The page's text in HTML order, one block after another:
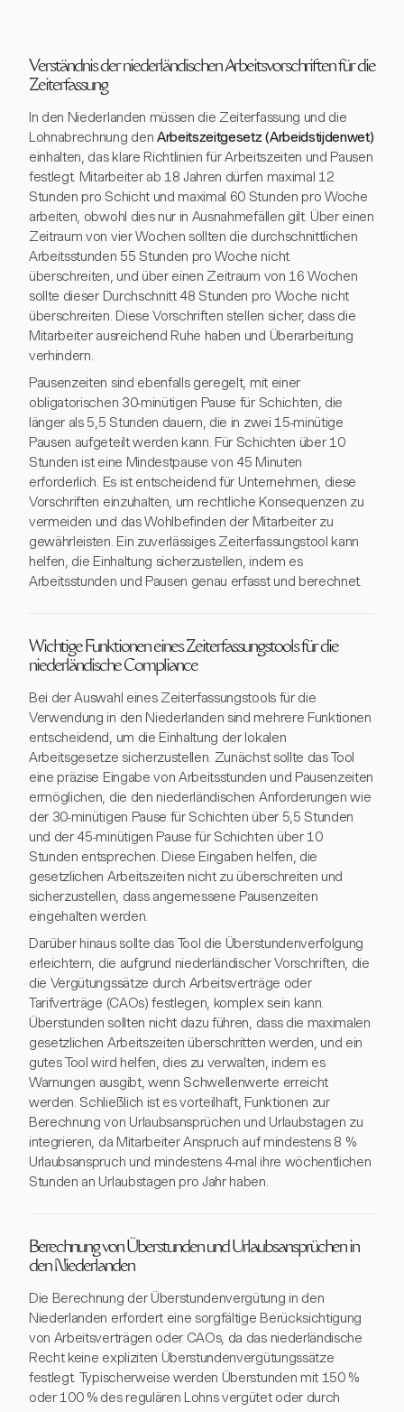
Verständnis der niederländischen Arbeitsvorschriften für die
Zeiterfassung
In den Niederlanden müssen die Zeiterfassung und die
Lohnabrechnung den Arbeitszeitgesetz (Arbeidstijdenwet)
einhalten, das klare Richtlinien für Arbeitszeiten und Pausen
festlegt. Mitarbeiter ab 18 Jahren dürfen maximal 12
Stunden pro Schicht und maximal 60 Stunden pro Woche
arbeiten, obwohl dies nur in Ausnahmefällen gilt. Über einen
Zeitraum von vier Wochen sollten die durchschnittlichen
Arbeitsstunden 55 Stunden pro Woche nicht
überschreiten, und über einen Zeitraum von 16 Wochen
sollte dieser Durchschnitt 48 Stunden pro Woche nicht
überschreiten. Diese Vorschriften stellen sicher, dass die
Mitarbeiter ausreichend Ruhe haben und Überarbeitung
verhindern.
Pausenzeiten sind ebenfalls geregelt, mit einer
obligatorischen 30-minütigen Pause für Schichten, die
länger als 5,5 Stunden dauern, die in zwei 15-minütige
Pausen aufgeteilt werden kann. Für Schichten über 10
Stunden ist eine Mindestpause von 45 Minuten
erforderlich. Es ist entscheidend für Unternehmen, diese
Vorschriften einzuhalten, um rechtliche Konsequenzen zu
vermeiden und das Wohlbefinden der Mitarbeiter zu
gewährleisten. Ein zuverlässiges Zeiterfassungstool kann
helfen, die Einhaltung sicherzustellen, indem es
Arbeitsstunden und Pausen genau erfasst und berechnet.
Wichtige Funktionen eines Zeiterfassungstools für die
niederländische Compliance
Bei der Auswahl eines Zeiterfassungstools für die
Verwendung in den Niederlanden sind mehrere Funktionen
entscheidend, um die Einhaltung der lokalen
Arbeitsgesetze sicherzustellen. Zunächst sollte das Tool
eine präzise Eingabe von Arbeitsstunden und Pausenzeiten
ermöglichen, die den niederländischen Anforderungen wie
der 30-minütigen Pause für Schichten über 5,5 Stunden
und der 45-minütigen Pause für Schichten über 10
Stunden entsprechen. Diese Eingaben helfen, die
gesetzlichen Arbeitszeiten nicht zu überschreiten und
sicherzustellen, dass angemessene Pausenzeiten
eingehalten werden.
Darüber hinaus sollte das Tool die Überstundenverfolgung
erleichtern, die aufgrund niederländischer Vorschriften, die
die Vergütungssätze durch Arbeitsverträge oder
Tarifverträge (CAOs) festlegen, komplex sein kann.
Überstunden sollten nicht dazu führen, dass die maximalen
gesetzlichen Arbeitszeiten überschritten werden, und ein
gutes Tool wird helfen, dies zu verwalten, indem es
Warnungen ausgibt, wenn Schwellenwerte erreicht
werden. Schließlich ist es vorteilhaft, Funktionen zur
Berechnung von Urlaubsansprüchen und Urlaubstagen zu
integrieren, da Mitarbeiter Anspruch auf mindestens 8 %
Urlaubsanspruch und mindestens 4-mal ihre wöchentlichen
Stunden an Urlaubstagen pro Jahr haben.
Berechnung von Überstunden und Urlaubsansprüchen in
den Niederlanden
Die Berechnung der Überstundenvergütung in den
Niederlanden erfordert eine sorgfältige Berücksichtigung
von Arbeitsverträgen oder CAOs, da das niederländische
Recht keine expliziten Überstundenvergütungssätze
festlegt. Typischerweise werden Überstunden mit 150 %
oder 100 % des regulären Lohns vergütet oder durch